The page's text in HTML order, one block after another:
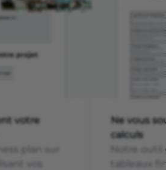
votre
Ne vous
calculs
Notre
tableaux